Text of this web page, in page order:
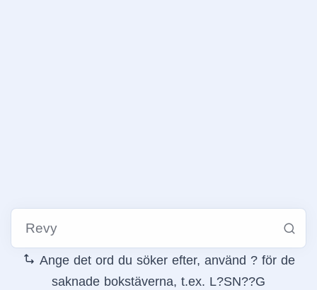
Ange det ord du söker efter, använd ? för de
saknade bokstäverna, t.ex. L?SN??G